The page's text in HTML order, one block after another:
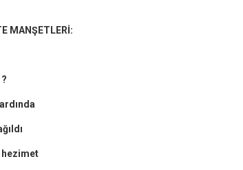
MANŞETLERİ:
hezimet